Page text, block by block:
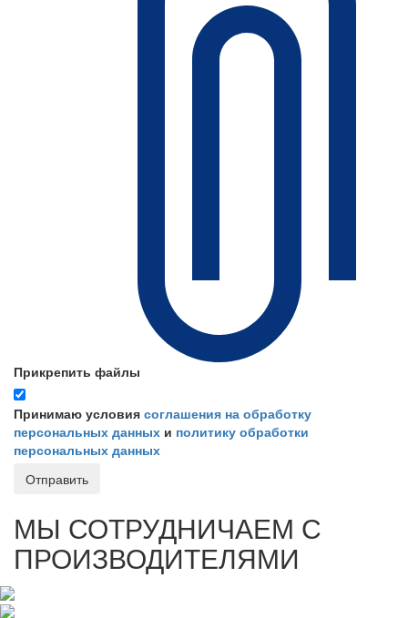
Прикрепить файлы
Принимаю условия соглашения на обработку
персональных данных и политику обработки
персональных данных
Отправить
МЫ СОТРУДНИЧАЕМ С
ПРОИЗВОДИТЕЛЯМИ